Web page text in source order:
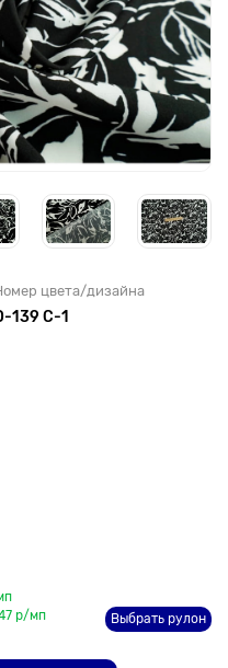
цвета/дизайна
139 C-1
р/мп
Выбрать рулон